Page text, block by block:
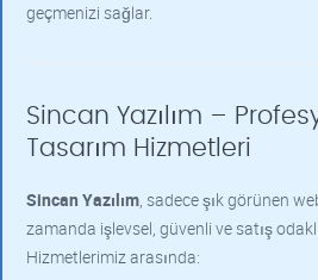
geçmenizi sağlar.
Sincan Yazılım –
Tasarım Hizmetleri
Sincan Yazılım, sadece şık görünen
zamanda işlevsel, güvenli ve satış
Hizmetlerimiz arasında: